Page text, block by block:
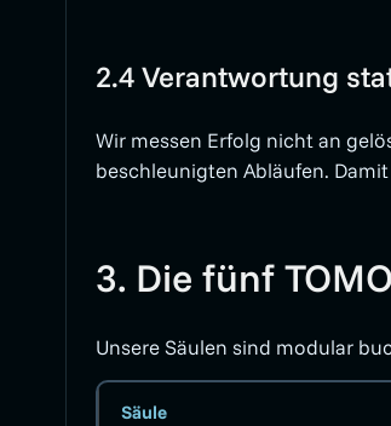
2.4 Verantwortung
Wir messen Erfolg nicht an
beschleunigten Abläufen.
3. Die fünf
Unsere Säulen sind modular
Säule